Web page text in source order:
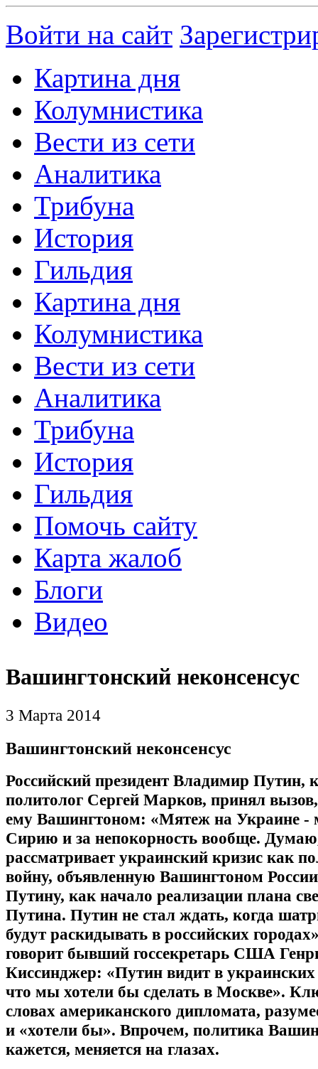
Войти на сайт
Картина дня
Колумнистика
Вести из сети
Аналитика
Трибуна
История
Гильдия
Картина дня
Колумнистика
Вести из сети
Аналитика
Трибуна
История
Гильдия
Помочь сайту
Карта жалоб
Блоги
Видео
Вашингтонский неконсенсус
3 Марта 2014
Вашингтонский неконсенсус
Российский президент Владимир Путин,
политолог Сергей Марков, принял
ему Вашингтоном: «Мятеж на Украине -
Сирию и за непокорность вообще.
рассматривает украинский кризис как
войну, объявленную Вашингтоном
Путину, как начало реализации плана
Путина. Путин не стал ждать, когда
будут раскидывать в российских
говорит бывший госсекретарь США
Киссинджер: «Путин видит в
что мы хотели бы сделать в Москве».
словах американского дипломата,
и «хотели бы». Впрочем, политика
кажется, меняется на глазах.